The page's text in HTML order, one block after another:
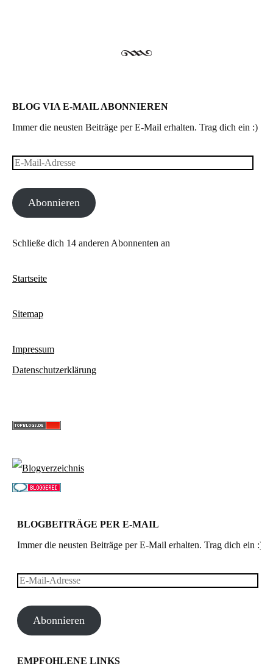
BLOG VIA E-MAIL ABONNIEREN
Immer die neusten Beiträge per E-Mail erhalten. Trag dich ein :)
E-
AdresseAbonnieren
Schließe dich 14 anderen Abonnenten an
Startseite
Sitemap
Impressum
Datenschutzerklärung
BLOGBEITRÄGE PER E-MAIL
Immer die neusten Beiträge per E-Mail erhalten. Trag dich ein :)
E-
AdresseAbonnieren
EMPFOHLENE LINKS